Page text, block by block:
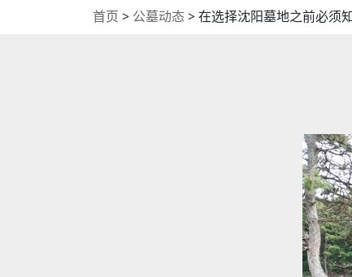
首页 > 公墓动态>在选择沈阳墓地之前必须